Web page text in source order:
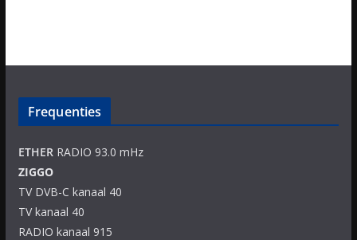
Frequenties
ETHERRADIO 93.0 mHz
ZIGGO
TV DVB-C kanaal 40
TV kanaal 40
RADIO kanaal 915